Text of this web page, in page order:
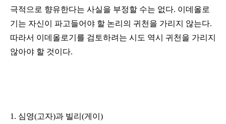
극적으로 향유한다는 사실을 부정할 수는 없다. 이데올로
기는 자신이 파고들어야 할 논리의 귀천을 가리지 않는다.
따라서 이데올로기를 검토하려는 시도 역시 귀천을 가리지
않아야 할 것이다.
1. 심영(고자)과 빌리(게이)